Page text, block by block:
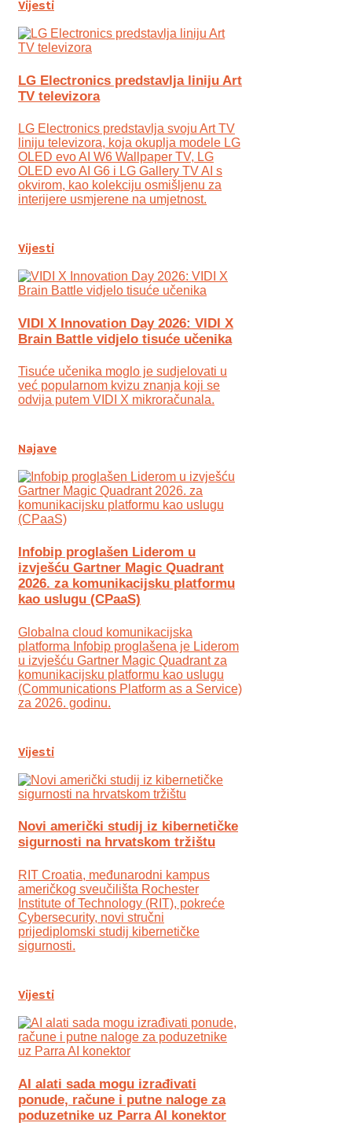
Vijesti
LG Electronics predstavlja liniju Art
TV televizora
LG Electronics predstavlja svoju Art TV
liniju televizora, koja okuplja modele LG
OLED evo AI W6 Wallpaper TV, LG
OLED evo AI G6 i LG Gallery TV AI s
okvirom, kao kolekciju osmišljenu za
interijere usmjerene na umjetnost.
Vijesti
VIDI X Innovation Day 2026: VIDI X
Brain Battle vidjelo tisuće učenika
Tisuće učenika moglo je sudjelovati u
već popularnom kvizu znanja koji se
odvija putem VIDI X mikroračunala.
Najave
Infobip proglašen Liderom u
izvješću Gartner Magic Quadrant
2026. za komunikacijsku platformu
kao uslugu (CPaaS)
Globalna cloud komunikacijska
platforma Infobip proglašena je Liderom
u izvješću Gartner Magic Quadrant za
komunikacijsku platformu kao uslugu
(Communications Platform as a Service)
za 2026. godinu.
Vijesti
Novi američki studij iz kibernetičke
sigurnosti na hrvatskom tržištu
RIT Croatia, međunarodni kampus
američkog sveučilišta Rochester
Institute of Technology (RIT), pokreće
Cybersecurity, novi stručni
prijediplomski studij kibernetičke
sigurnosti.
Vijesti
AI alati sada mogu izrađivati
ponude, račune i putne naloge za
poduzetnike uz Parra AI konektor